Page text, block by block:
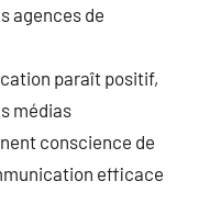
agences de
paraît positif,
médias
conscience de
efficace